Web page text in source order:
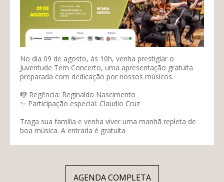
No dia 09 de agosto, às 10h, venha prestigiar o
Juventude Tem Concerto, uma apresentação gratuita
preparada com dedicação por nossos músicos.
🎼 Regência: Reginaldo Nascimento
✨ Participação especial: Claudio Cruz
Traga sua família e venha viver uma manhã repleta de
boa música. A entrada é gratuita
AGENDA COMPLETA